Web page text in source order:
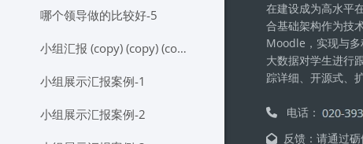
哪个领导做的比较好-5
小组汇报 (copy) (copy) (copy)
小组展示汇报案例-1
小组展示汇报案例-2
在建设成为高水平
合基础架构作为技
Moodle，实现与
大数据对学生进行
踪详细、开源式、
电话：
反馈：请通过砺